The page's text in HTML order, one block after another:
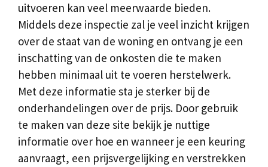
uitvoeren kan veel meerwaarde bieden.
Middels deze inspectie zal je veel inzicht krijgen
over de staat van de woning en ontvang je een
inschatting van de onkosten die te maken
hebben minimaal uit te voeren herstelwerk.
Met deze informatie sta je sterker bij de
onderhandelingen over de prijs. Door gebruik
te maken van deze site bekijk je nuttige
informatie over hoe en wanneer je een keuring
aanvraagt, een prijsvergelijking en verstrekken